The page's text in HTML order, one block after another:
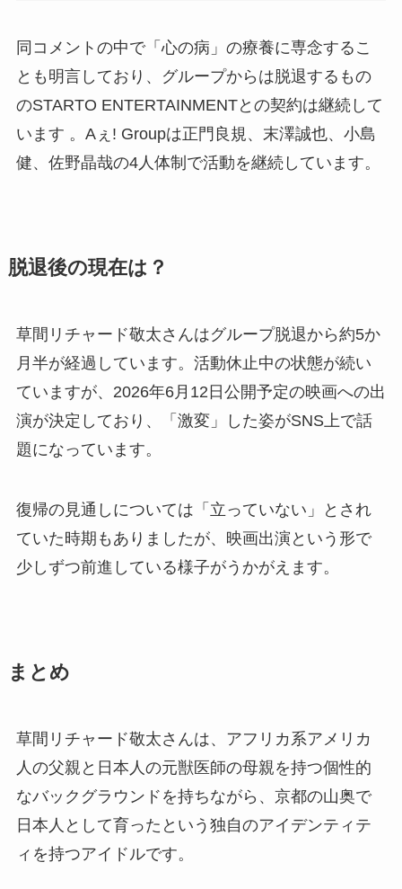
同コメントの中で「心の病」の療養に専念するこ
とも明言しており、グループからは脱退するもの
のSTARTO ENTERTAINMENTとの契約は継続して
います 。Aぇ! Groupは正門良規、末澤誠也、小島
健、佐野晶哉の4人体制で活動を継続しています。
脱退後の現在は？
草間リチャード敬太さんはグループ脱退から約5か
月半が経過しています。活動休止中の状態が続い
ていますが、2026年6月12日公開予定の映画への出
演が決定しており、「激変」した姿がSNS上で話
題になっています。
復帰の見通しについては「立っていない」とされ
ていた時期もありましたが、映画出演という形で
少しずつ前進している様子がうかがえます。
まとめ
草間リチャード敬太さんは、アフリカ系アメリカ
人の父親と日本人の元獣医師の母親を持つ個性的
なバックグラウンドを持ちながら、京都の山奥で
日本人として育ったという独自のアイデンティテ
ィを持つアイドルです。